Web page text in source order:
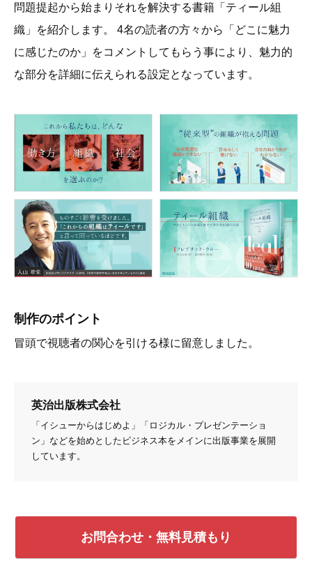
問題提起から始まりそれを解決する書籍「ティール組
織」を紹介します。 4名の読者の方々から「どこに魅力
に感じたのか」をコメントしてもらう事により、魅力的
な部分を詳細に伝えられる設定となっています。
制作のポイント
冒頭で視聴者の関心を引ける様に留意しました。
英治出版株式会社
「イシューからはじめよ」「ロジカル・プレゼンテーショ
ン」などを始めとしたビジネス本をメインに出版事業を展開
しています。
お問合わせ・無料見積もり